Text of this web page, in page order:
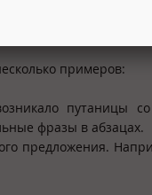
примеров:
путаницы
фразы в абзацах.
предложения.